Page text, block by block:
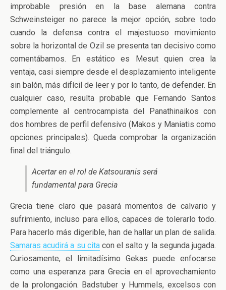
improbable presión en la base alemana contra
Schweinsteiger no parece la mejor opción, sobre todo
cuando la defensa contra el majestuoso movimiento
sobre la horizontal de Ozil se presenta tan decisivo como
comentábamos. En estático es Mesut quien crea la
ventaja, casi siempre desde el desplazamiento inteligente
sin balón, más difícil de leer y por lo tanto, de defender. En
cualquier caso, resulta probable que Fernando Santos
complemente al centrocampista del Panathinaikos con
dos hombres de perfil defensivo (Makos y Maniatis como
opciones principales). Queda comprobar la organización
final del triángulo.
Acertar en el rol de Katsouranis será
fundamental para Grecia
Grecia tiene claro que pasará momentos de calvario y
sufrimiento, incluso para ellos, capaces de tolerarlo todo.
Para hacerlo más digerible, han de hallar un plan de salida.
Samaras acudirá a su citacon el salto y la segunda jugada.
Curiosamente, el limitadísimo Gekas puede enfocarse
como una esperanza para Grecia en el aprovechamiento
de la prolongación. Badstuber y Hummels, excelsos con